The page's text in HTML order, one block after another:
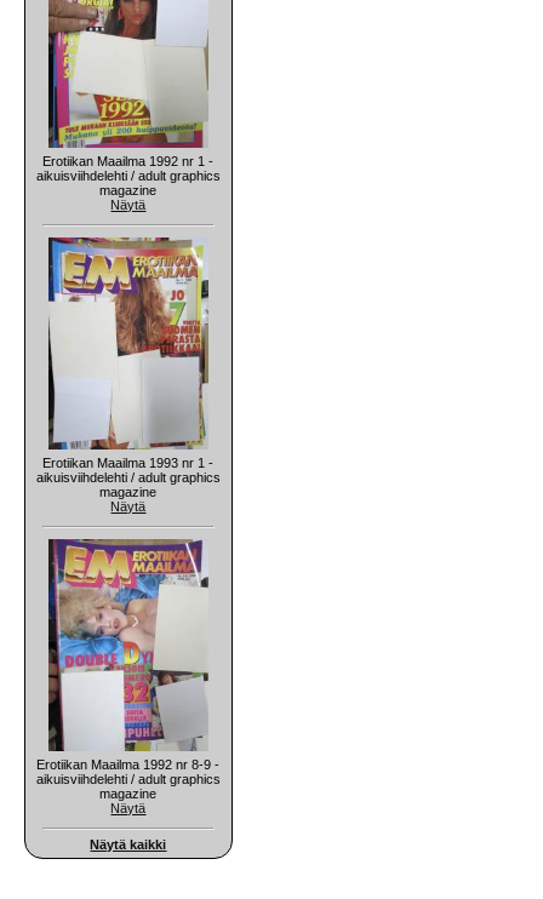
Erotiikan Maailma 1992 nr 1 -
aikuisviihdelehti / adult graphics
magazine
Näytä
Erotiikan Maailma 1993 nr 1 -
aikuisviihdelehti / adult graphics
magazine
Näytä
Erotiikan Maailma 1992 nr 8-9 -
aikuisviihdelehti / adult graphics
magazine
Näytä
Näytä kaikki